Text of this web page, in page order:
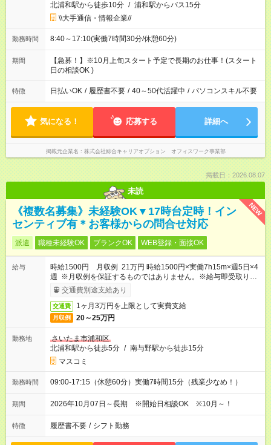
北浦和駅から徒歩10分 / 浦和駅からバス15分
\\大手通信・情報企業//
勤務時間 8:40～17:10(実働7時間30分/休憩60分)
期間
【急募！】※10月上旬スタート予定で長期のお仕事！(スタート
日の相談OK )
特徴 日払いOK / 履歴書不要 / 40～50代活躍中 / パソコンスキル不要
気になる！ 応募する 詳細へ
掲載元企業名 株式会社綜合キャリアオプション オフィスワーク事業部
掲載日：2026.08.07
未読
NEW
《複数名募集》未経験OK▼17時台定時！イン
センティブ有＊お客様からの問合せ対応
派遣 職種未経験OK ブランクOK WEB登録・面接OK
給与
時給1500円 月収例 21万円 時給1500円×実働7h15m×週5日×4
週 ※月収例を保証するものではありません。※給与即受取りサ
ービス利用可（利用条件有）
交通費別途支給あり
交通費 1ヶ月3万円を上限として実費支給
月収例 20～25万円
勤務地
さいたま市浦和区
北浦和駅から徒歩5分 / 南与野駅から徒歩15分
マスコミ
勤務時間 09:00-17:15（休憩60分）実働7時間15分（残業少なめ！）
期間 2026年10月07日～長期 ※開始日相談OK ※10月～！
特徴 履歴書不要 / シフト勤務